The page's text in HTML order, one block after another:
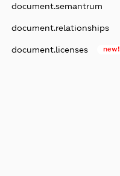
document.semantrum
document.relationships
document.licenses new!